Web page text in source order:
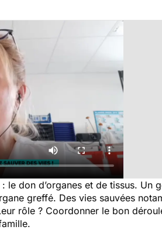
le don d’organes et de tissus.
greffé. Des vies sauvées
rôle ? Coordonner le bon